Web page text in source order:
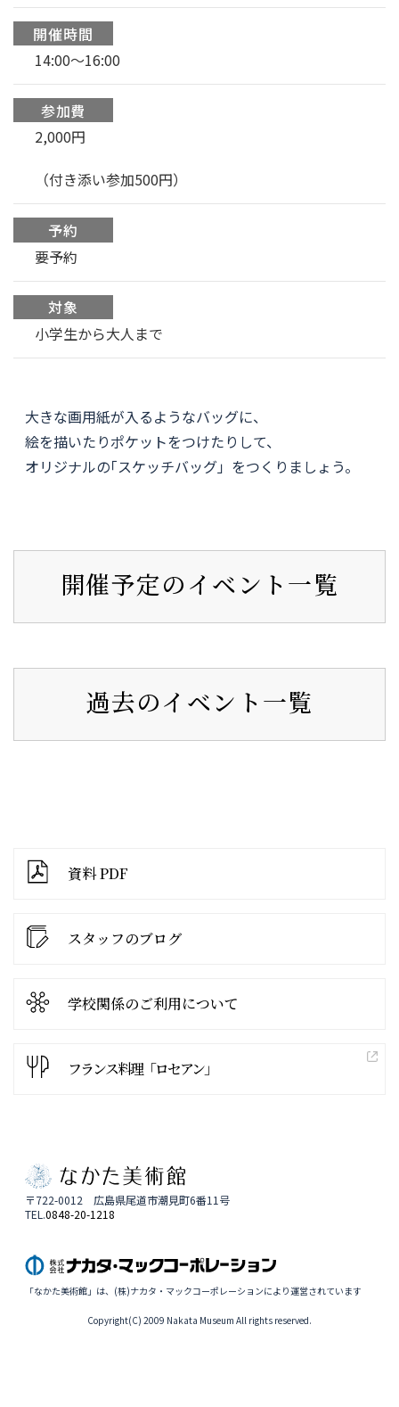
開催時間
14:00〜16:00
参加費
2,000円
（付き添い参加500円）
予約
要予約
対象
小学生から大人まで
大きな画用紙が入るようなバッグに、
絵を描いたりポケットをつけたりして、
オリジナルの｢スケッチバッグ」をつくりましょう。
開催予定のイベント一覧
過去のイベント一覧
資料 PDF
スタッフのブログ
学校関係のご利用について
フランス料理「ロセアン」
〒722-0012 広島県尾道市潮見町6番11号
TEL.0848-20-1218
「なかた美術館」は、(株)ナカタ・マックコーポレーションにより運営されています
Copyright(C) 2009 Nakata Museum All rights reserved.